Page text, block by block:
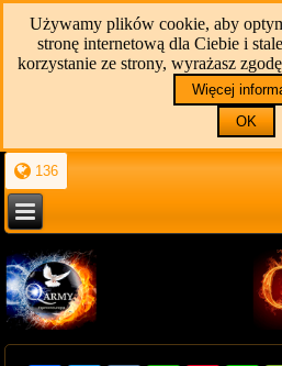
Używamy plików cookie, aby
stronę internetową dla Ciebie i
korzystanie ze strony, wyrażasz
Więcej
OK
136